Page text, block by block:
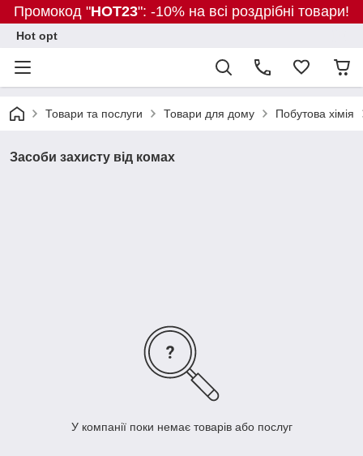
Промокод "HOT23": -10% на всі роздрібні товари!
Hot opt
Товари та послуги Товари для дому Побутова хімія
Засоби захисту від комах
У компанії поки немає товарів або послуг